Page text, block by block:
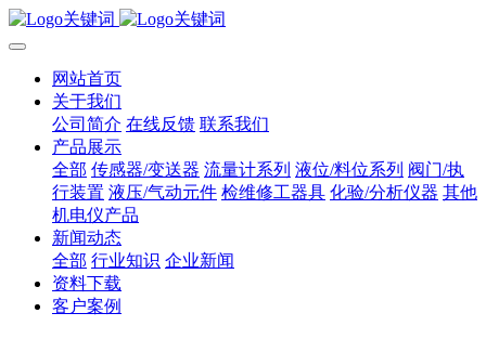
网站首页
关于我们
公司简介 在线反馈 联系我们
产品展示
全部 传感器/变送器 流量计系列 液位/料位系列 阀门/执
行装置 液压/气动元件 检维修工器具 化验/分析仪器 其他
机电仪产品
新闻动态
全部 行业知识 企业新闻
资料下载
客户案例